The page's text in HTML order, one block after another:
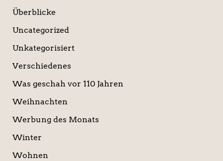
Überblicke
Uncategorized
Unkategorisiert
Verschiedenes
Was geschah vor 110 Jahren
Weihnachten
Werbung des Monats
Winter
Wohnen